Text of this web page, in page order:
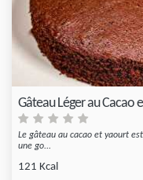
Gâteau Léger au Cacao
Le gâteau au cacao et yaourt
une go...
121 Kcal